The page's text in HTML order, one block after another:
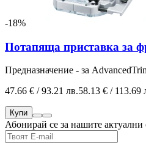
-18%
Потапяща приставка за
Предназначение - за
47.66 € / 93.21 лв.58.13 € / 113.69
Купи
Абонирай се за нашите актуални